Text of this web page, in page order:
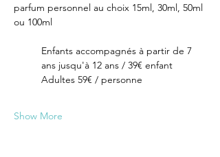
parfum personnel au choix 15ml, 30ml, 50ml
ou 100ml
Enfants accompagnés à partir de 7
ans jusqu'à 12 ans / 39€ enfant
Adultes 59€ / personne
Show More